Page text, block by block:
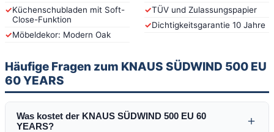
✓Küchenschubladen mit Soft-
Close-Funktion
✓Möbeldekor: Modern Oak
✓TÜV und Zulassungspapier
✓Dichtigkeitsgarantie 10 Jahre
Häufige Fragen zum KNAUS SÜDWIND 500 EU
60 YEARS
Was kostet der KNAUS SÜDWIND 500 EU 60
YEARS?
＋